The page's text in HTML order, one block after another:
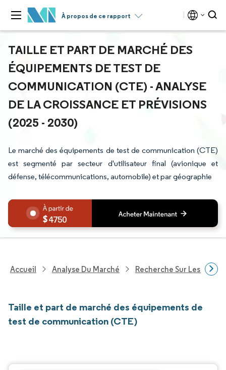
À propos de ce rapport
TAILLE ET PART DE MARCHÉ DES
ÉQUIPEMENTS DE TEST DE
COMMUNICATION (CTE) - ANALYSE
DE LA CROISSANCE ET PRÉVISIONS
(2025 - 2030)
Le marché des équipements de test de communication (CTE)
est segmenté par secteur d'utilisateur final (avionique et
défense, télécommunications, automobile) et par géographie
4750
Accueil Analyse Du Marché Recherche Sur Les
Taille et part de marché des équipements de
test de communication (CTE)